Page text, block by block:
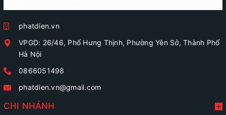
phatdien.vn
VPGD: 26/46, Phố Hưng Thịnh, Phường Yên Sở, Thành Phố
Hà Nội
0866051498
phatdien.vn@gmail.com
CHI NHÁNH